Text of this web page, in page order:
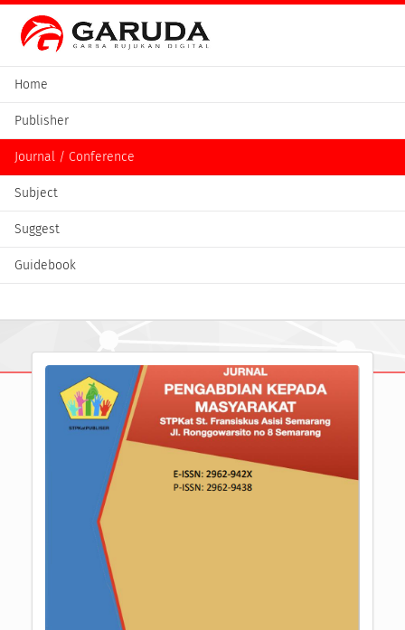
Home
Publisher
Journal / Conference
Subject
Suggest
Guidebook